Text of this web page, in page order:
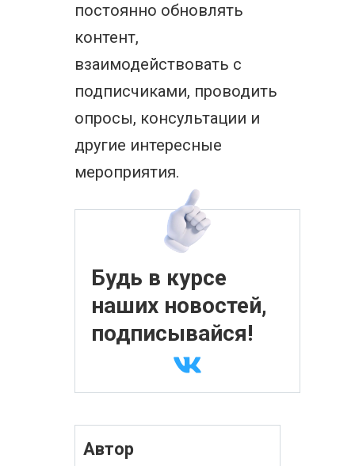
постоянно обновлять
контент,
взаимодействовать с
подписчиками, проводить
опросы, консультации и
другие интересные
мероприятия.
Будь в курсе
наших новостей,
подписывайся!
Автор